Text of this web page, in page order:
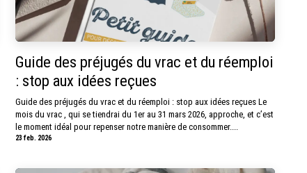
Guide des préjugés du vrac et du réemploi
: stop aux idées reçues
Guide des préjugés du vrac et du réemploi : stop aux idées reçues Le
mois du vrac , qui se tiendrai du 1er au 31 mars 2026, approche, et c’est
le moment idéal pour repenser notre manière de consommer....
23 feb. 2026